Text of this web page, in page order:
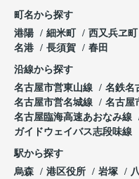
町名から探す
港陽
細米町 西又兵ヱ町
名港
長須賀 春田
沿線から探す
名古屋市営東山線
名鉄名
名古屋市営名城線
名古屋
名古屋臨海高速あおなみ線
ガイドウェイバス志段味線
駅から探す
烏森
港区役所 岩塚